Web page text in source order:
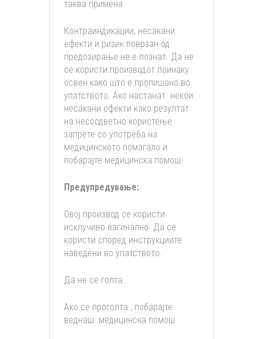
таква примена.
Контраиндикации, несакани
ефекти и ризик поврзан од
предозирање не е познат. Да не
се користи производот поинаку
освен како што е пропишано во
упатството. Ако настанат некои
несакани ефекти како резултат
на несоодветно користење
запрете со употреба на
медицинското помагало и
побарајте медицинска помош.
Предупредување:
Овој производ се користи
исклучиво вагинално. Да се
користи според инструкциите
наведени во упатството.
Да не се голта.
Ако се проголта , побарајте
веднаш медицинска помош .